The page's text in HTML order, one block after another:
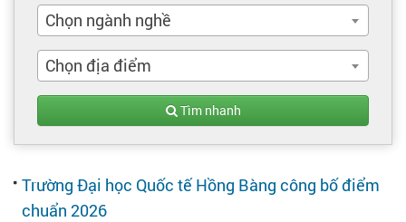
Việc làm mới nhất
Tìm việc làm
Chọn ngành nghề
Chọn địa điểm
Tìm nhanh
Trường Đại học Quốc tế Hồng Bàng công bố điểm
chuẩn 2026